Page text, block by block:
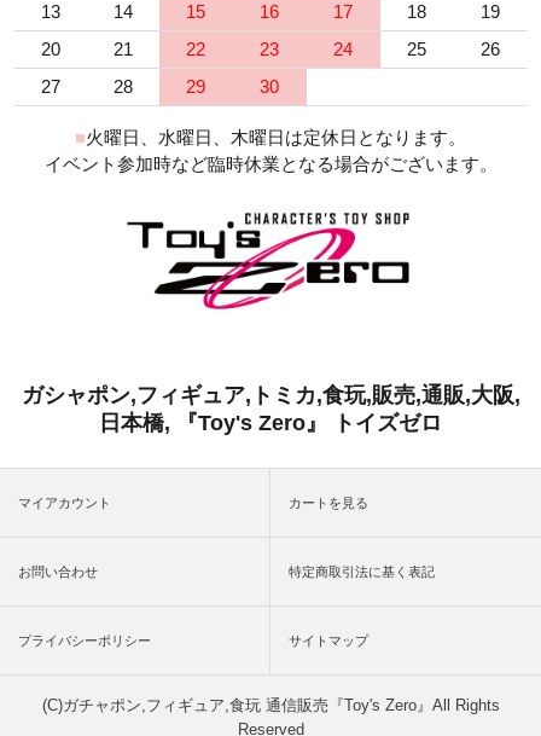
13
14 15 16 17 18
19
20
21 22 23 24 25
26
27
28 29 30
■火曜日、水曜日、木曜日は定休日となります。
イベント参加時など臨時休業となる場合がございます。
ガシャポン,フィギュア,トミカ,食玩,販売,通販,大阪,
日本橋, 『Toy's Zero』 トイズゼロ
マイアカウント カートを見る
お問い合わせ 特定商取引法に基く表記
プライバシーポリシー サイトマップ
(C)ガチャポン,フィギュア,食玩 通信販売『Toy's Zero』All Rights
Reserved